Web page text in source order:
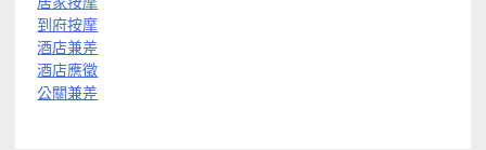
到府按摩
酒店兼差
酒店應徵
公關兼差